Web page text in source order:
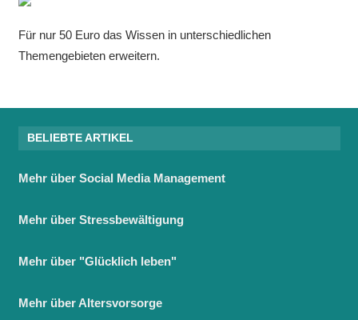
Für nur 50 Euro das Wissen in unterschiedlichen
Themengebieten erweitern.
BELIEBTE ARTIKEL
Mehr über Social Media Management
Mehr über Stressbewältigung
Mehr über "Glücklich leben"
Mehr über Altersvorsorge